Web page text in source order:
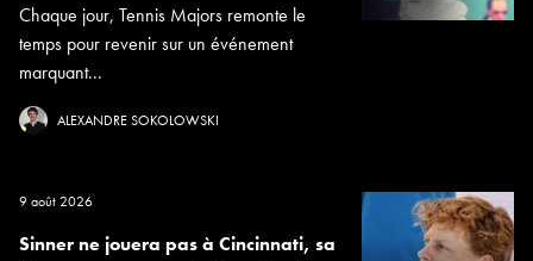
Chaque jour, Tennis Majors remonte le
temps pour revenir sur un événement
marquant...
ALEXANDRE SOKOLOWSKI
9 août 2026
Sinner ne jouera pas à Cincinnati, sa